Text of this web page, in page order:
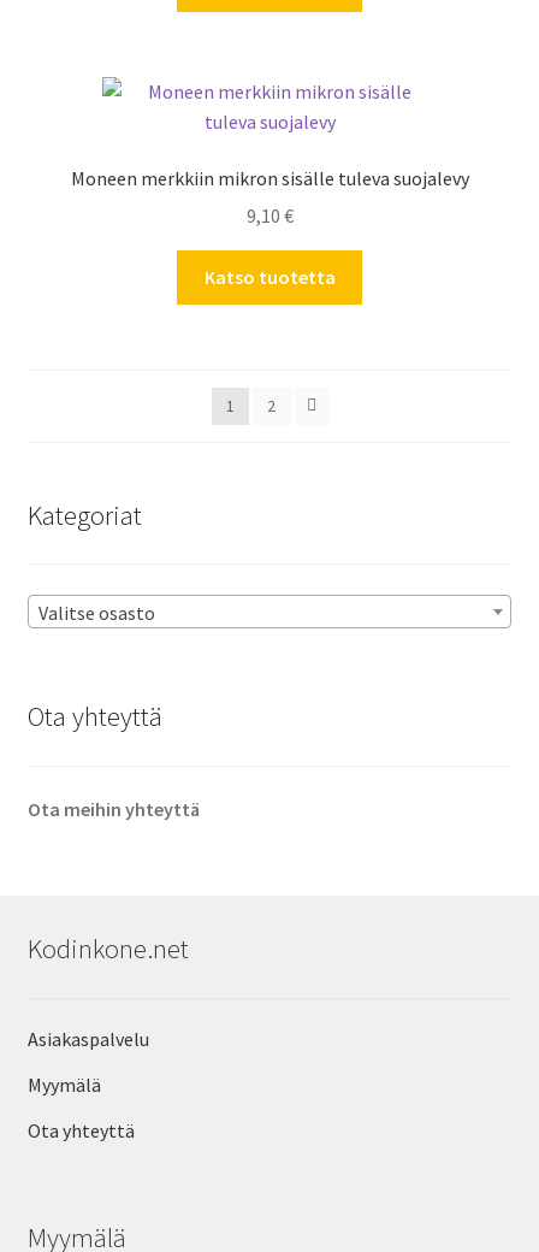
Moneen merkkiin mikron sisälle tuleva suojalevy
9,10 €
Katso tuotetta
1 2
Kategoriat
Valitse osasto
Ota yhteyttä
Ota meihin yhteyttä
Kodinkone.net
Asiakaspalvelu
Myymälä
Ota yhteyttä
Myymälä